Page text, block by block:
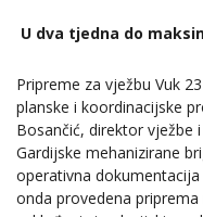
U dva tjedna do
Pripreme za vježbu Vuk
planske i koordinacijske
Bosančić, direktor vježbe
Gardijske mehanizirane
operativna
onda provedena